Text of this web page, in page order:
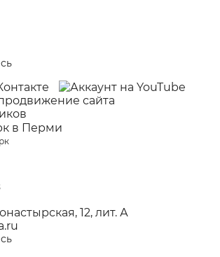
сайта
12, лит. А